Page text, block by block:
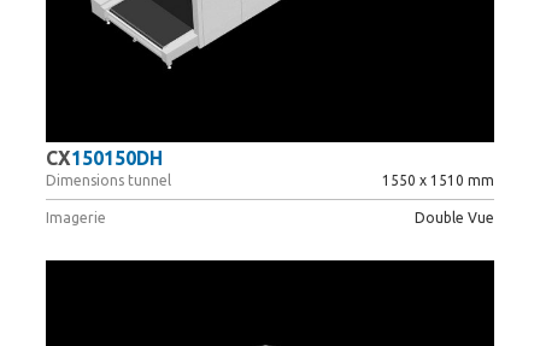
CX150150DH
Dimensions tunnel 1550 x 1510 mm
Imagerie Double Vue